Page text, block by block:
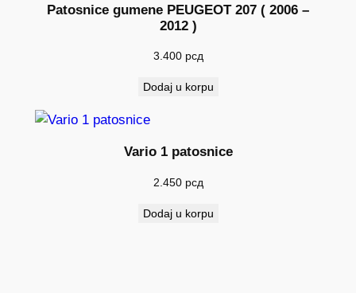
Patosnice gumene PEUGEOT 207 ( 2006 –
2012 )
3.400 рсд
Dodaj u korpu
Vario 1 patosnice
2.450 рсд
Dodaj u korpu